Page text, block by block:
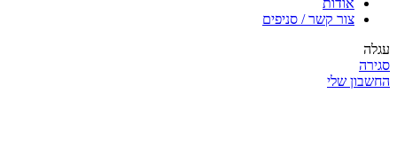
אודות
צור קשר / סניפים
עגלה
סגירה
החשבון שלי